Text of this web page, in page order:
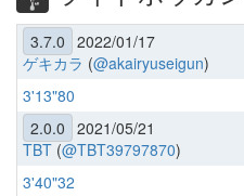
3.7.0 2022/01/17
ゲキカラ (@akairyuseigun)
3'13"80
2.0.0 2021/05/21
TBT(@TBT39797870)
3'40"32